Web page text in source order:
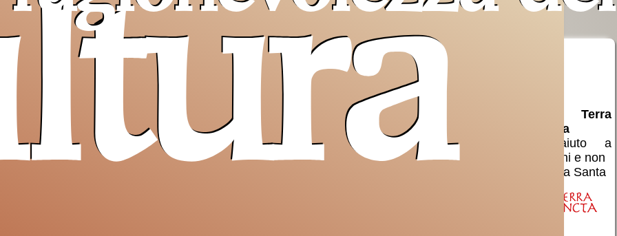
Pro Terra
Sancta
un aiuto a
cristiani e non
di Terra Santa